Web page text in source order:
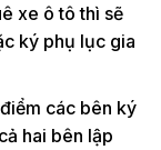
xe ô tô thì sẽ
ký phụ lục gia
các bên ký
hai bên lập